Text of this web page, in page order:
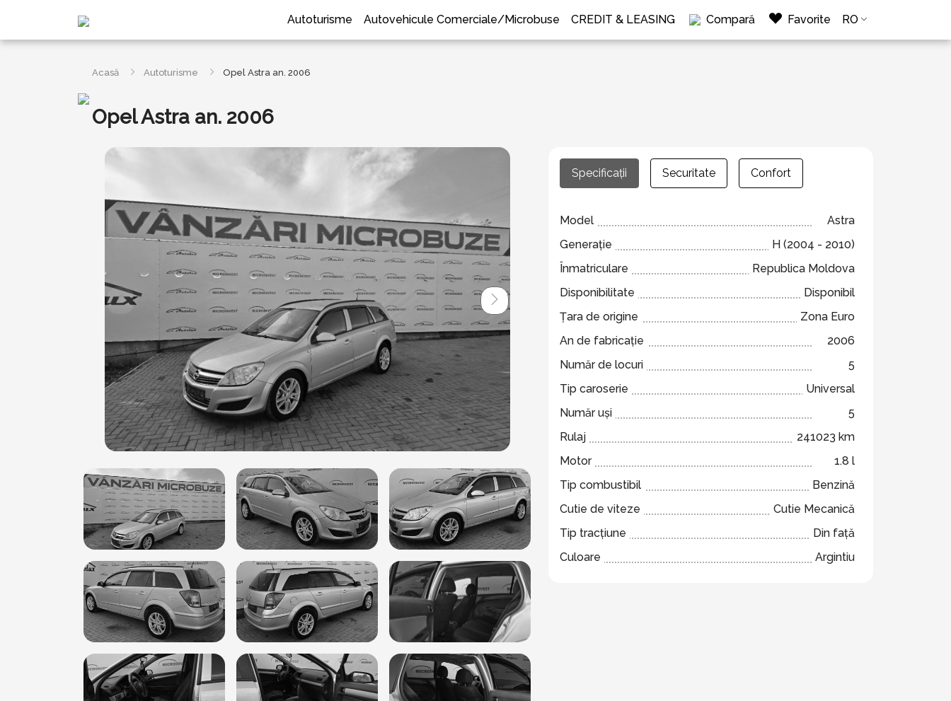
Autoturisme Autovehicule Comerciale/Microbuse CREDIT & LEASING Compară Favorite RO
Acasă Autoturisme Opel Astra an. 2006
Opel Astra an. 2006
Specificații Securitate Confort
Model
Astra
Generație
H (2004 - 2010)
Înmatriculare
Republica Moldova
Disponibilitate
Disponibil
Țara de origine
Zona Euro
An de fabricație
2006
Număr de locuri
5
Tip caroserie
Universal
Număr uși
5
Rulaj
241023 km
Motor
1.8 l
Tip combustibil
Benzină
Cutie de viteze
Cutie Mecanică
Tip tracțiune
Din față
Culoare
Argintiu